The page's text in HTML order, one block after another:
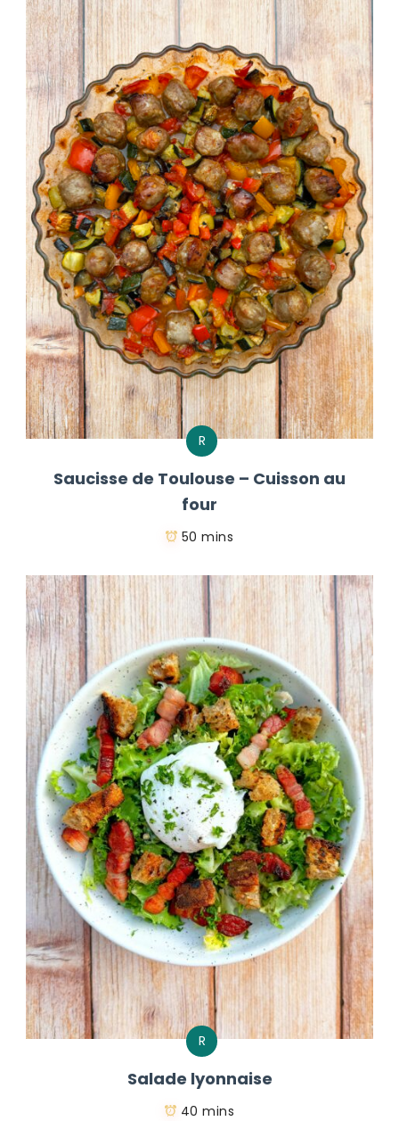
R
Saucisse de Toulouse – Cuisson au
four
50 mins
R
Salade lyonnaise
40 mins